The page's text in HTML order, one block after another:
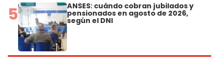
5 ANSES: cuándo cobran jubilados y
pensionados en agosto de 2026,
según el DNI